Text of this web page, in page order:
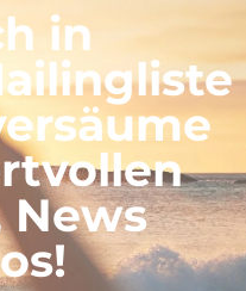
Neueste Beiträge
in
News